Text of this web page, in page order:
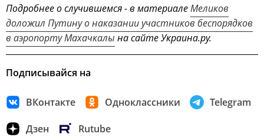
Подробнее о случившемся - в материалеМеликов
доложил Путину о наказании участников беспорядков
в аэропорту Махачкалы на сайте Украина.ру.
Подписывайся на
ВКонтакте Одноклассники Telegram
Дзен Rutube